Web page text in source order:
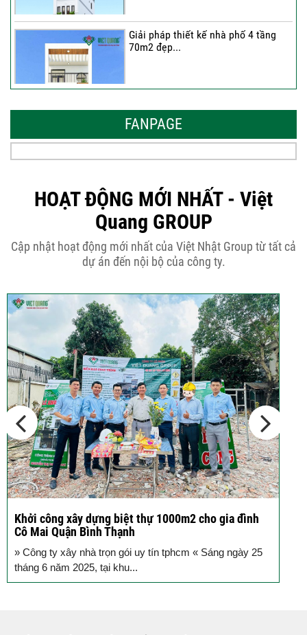
Giải pháp thiết kế nhà phố 4 tầng
70m2 đẹp...
đẹp, sang...
50m2...
Những điều cần biết khi thiết kế nhà
phố 5...
Cập nhật xu thế thiết kế nhà phố 5
tầng...
Các thiết kế nhà phố 2 tầng 110m2
đơn giản,...
FANPAGE
HOẠT ĐỘNG MỚI NHẤT - Việt
Quang GROUP
Cập nhật hoạt động mới nhất của Việt Nhật Group từ tất cả
dự án đến nội bộ của công ty.
Khởi công xây dựng biệt thự 1000m2 cho gia đình
Cô Mai Quận Bình Thạnh
» Công ty xây nhà trọn gói uy tín tphcm « Sáng ngày 25
tháng 6 năm 2025, tại khu...